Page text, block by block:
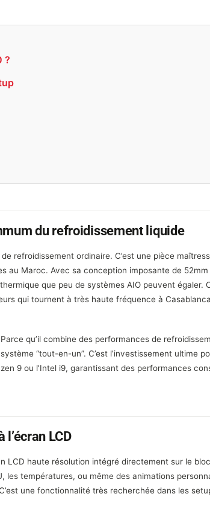
?
du refroidissement liquide
de refroidissement ordinaire. C’est une pièce
au Maroc. Avec sa conception imposante de 52mm
que peu de systèmes AIO peuvent égaler.
qui tournent à très haute fréquence à
qu’il combine des performances de
“tout-en-un”. C’est l’investissement ultime
9 ou l’Intel i9, garantissant des performances
LCD
LCD haute résolution intégré directement sur le
les températures, ou même des animations
une fonctionnalité très recherchée dans les